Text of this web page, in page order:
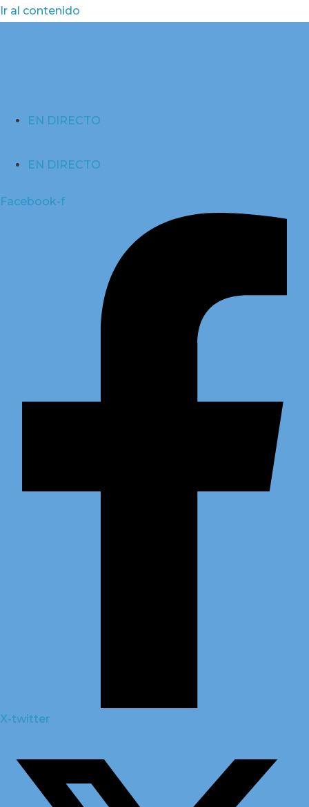
Ir al contenido
EN DIRECTO
EN DIRECTO
Facebook-f
X-twitter